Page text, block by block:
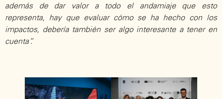
además de dar valor a todo el andamiaje que esto
representa, hay que evaluar cómo se ha hecho con los
impactos, debería también ser algo interesante a tener en
cuenta”.